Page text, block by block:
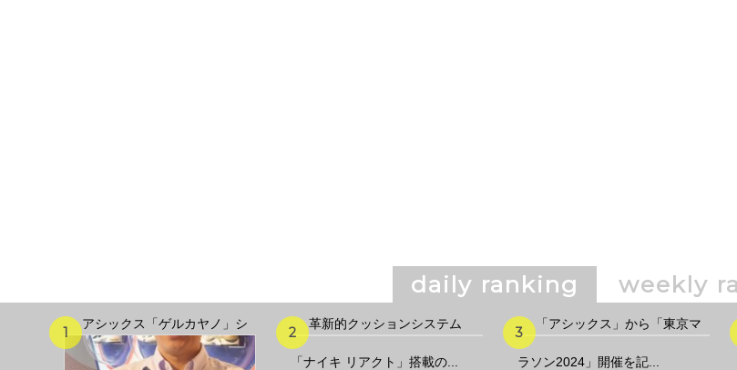
daily ranking weekly
アシックス「ゲルカヤノ」シ 革新的クッションシステム
「ナイキ リアクト」搭載の...
「アシックス」から「東京マ
ラソン2024」開催を記...